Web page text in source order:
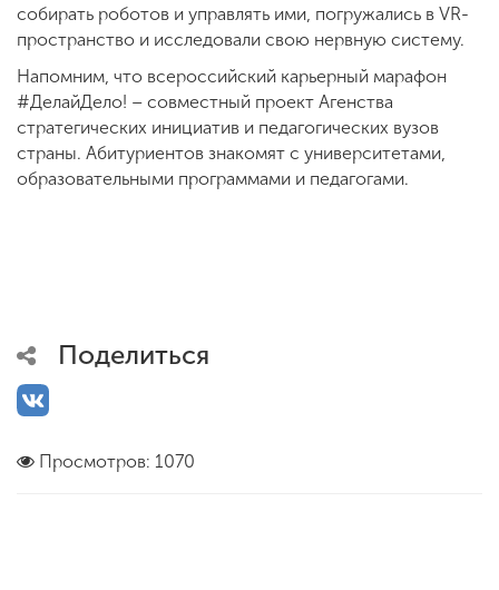
собирать роботов и управлять ими, погружались в VR-
пространство и исследовали свою нервную систему.
Напомним, что всероссийский карьерный марафон
#ДелайДело! – совместный проект Агенства
стратегических инициатив и педагогических вузов
страны. Абитуриентов знакомят с университетами,
образовательными программами и педагогами.
Поделиться
Просмотров: 1070